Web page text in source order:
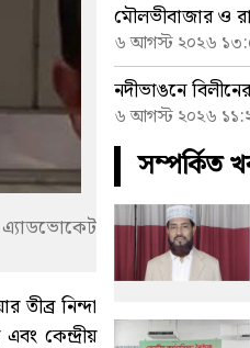
এ্যাডভোকেট
নিন্দা
কেন্দ্রীয়
মৌলভীবাজার ও
৬ আগস্ট ২০২৬
নদীভাঙনে
৬ আগস্ট ২০২৬
সম্পর্কিত